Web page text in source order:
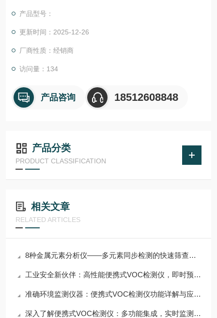
产品型号：
更新时间：2025-12-26
厂商性质：经销商
访问量：134
产品咨询 18512608848
产品分类
PRODUCT CLASSIFICATION
相关文章
RELATED ARTICLES
8种金属元素分析仪——多元素同步检测的快速筛查工具
工业安全新伙伴：高性能便携式VOC检测仪，即时预警危险气体
准确环境监测仪器：便携式VOC检测仪功能详解与应用场景
深入了解便携式VOC检测仪：多功能集成，实时监测与数据分析，助力环保监测与工业安全